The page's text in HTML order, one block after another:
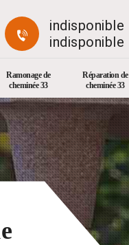
indisponible
indisponible
Ramonage de
cheminée 33
Réparation de
cheminée 33